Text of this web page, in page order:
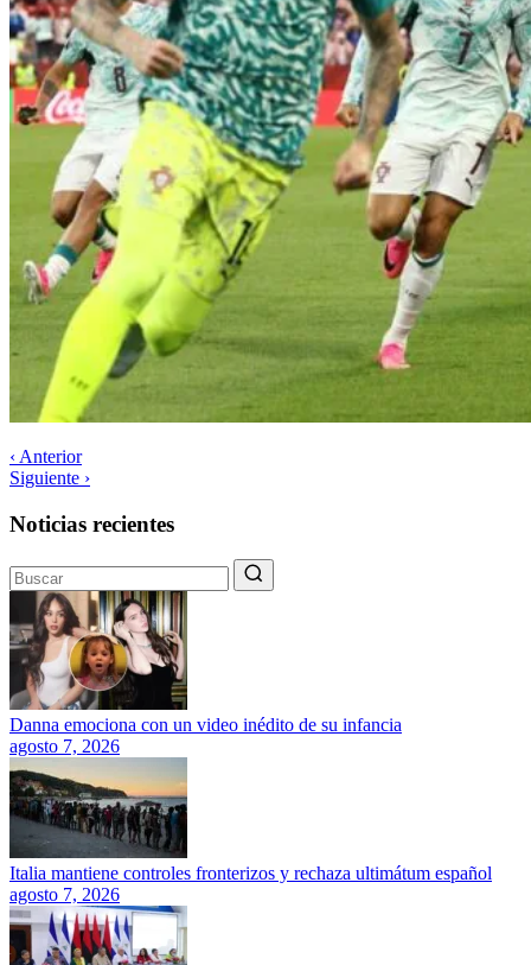
‹ Anterior
Siguiente ›
Noticias recientes
Danna emociona con un video inédito de su infancia
agosto 7, 2026
Italia mantiene controles fronterizos y rechaza ultimátum español
agosto 7, 2026